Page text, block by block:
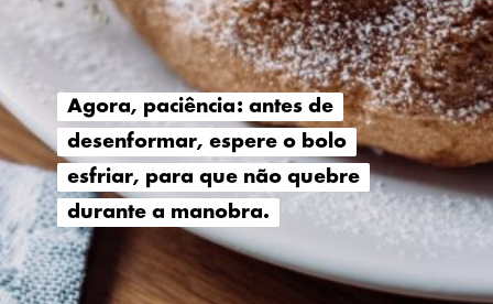
Agora, paciência: antes de
desenformar, espere o bolo
esfriar, para que não quebre
durante a manobra.
Agora, paciência: antes de
desenformar, espere o bolo
esfriar, para que não quebre
durante a manobra.